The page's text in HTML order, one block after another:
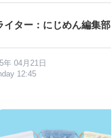
イター：にじめん編集部
年 04月21日
12:45